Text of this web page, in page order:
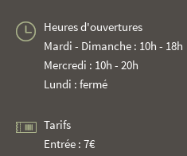
Heures d'ouvertures
Mardi - Dimanche : 10h - 18h
Mercredi : 10h - 20h
Lundi : fermé
Tarifs
Entrée : 7€